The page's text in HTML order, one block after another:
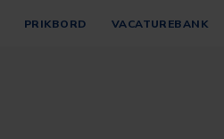
PRIKBORD VACATUREBANK